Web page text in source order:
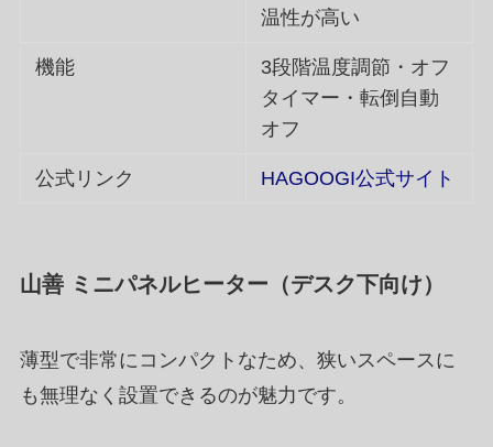
温性が高い
機能
3段階温度調節・オフ
タイマー・転倒自動
オフ
公式リンク HAGOOGI公式サイト
山善 ミニパネルヒーター（デスク下向け）
薄型で非常にコンパクトなため、狭いスペースに
も無理なく設置できるのが魅力です。